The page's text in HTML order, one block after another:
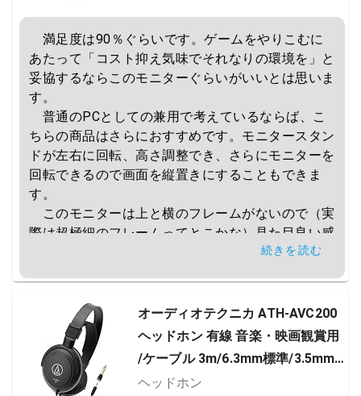
満足度は90％ぐらいです。ゲームをやりこむに
あたって「コスト抑え気味でそれなりの環境を」と
妥協するならこのモニターぐらいがいいとは思いま
す。
普通のPCとしての兼用で考えているならば、こ
ちらの商品はさらにおすすめです。モニタースタン
ドが左右に回転、高さ調整でき、さらにモニターを
回転できるので画面を縦置きにすることもできま
す。
このモニターは上と横のフレームがないので（実
際は超極細のフレームってとこかな）見た目良い感
じです。部屋に置いてみると、まず満足感に影響し
ペックを数字で見てもわからない」なんて方は、H
DMI端子もしくはDisplayポートの端子がついてる
かを見ましょう。その端子があるモニターならば、
ぶっちゃけそれなりに良い環境となります。
（ほかにも最低ラインっぽいDELLモニターを所
続きを読む
オーディオテクニカ ATH-AVC200
ヘッドホン 有線 音楽・映画観賞用
/ケーブル 3m/6.3mm標準/3.5mm
ミニ接続 ブラック
ヘッドホン